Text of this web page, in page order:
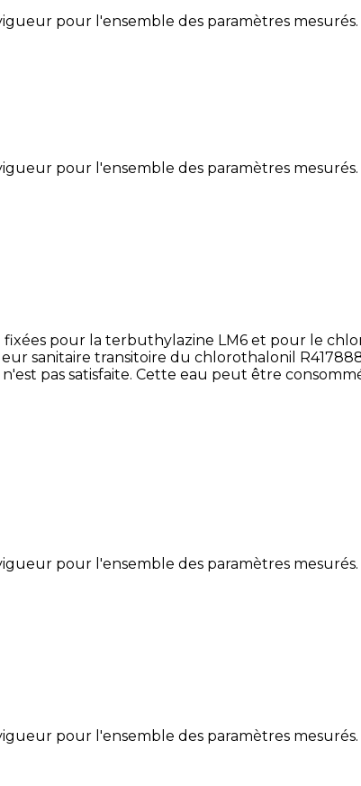
pour l'ensemble des paramètres mesurés.
pour l'ensemble des paramètres mesurés.
pour la terbuthylazine LM6 et pour le
sanitaire transitoire du chlorothalonil
pas satisfaite. Cette eau peut être
pour l'ensemble des paramètres mesurés.
pour l'ensemble des paramètres mesurés.